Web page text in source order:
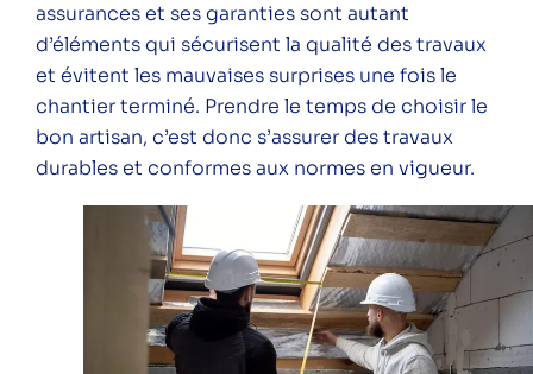
Une question ? Vous souhaitez plus
d'informations sur l'ALEC Lyon ?
N'hésitez pas à nous contacter.
Contacter l'ALEC Lyon
assurances et ses garanties sont autant
d’éléments qui sécurisent la qualité des travaux
et évitent les mauvaises surprises une fois le
chantier terminé. Prendre le temps de choisir le
bon artisan, c’est donc s’assurer des travaux
durables et conformes aux normes en vigueur.